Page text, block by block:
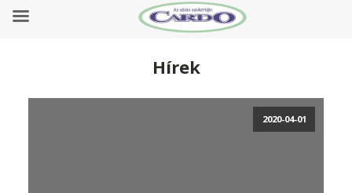
Hírek
2020-04-01